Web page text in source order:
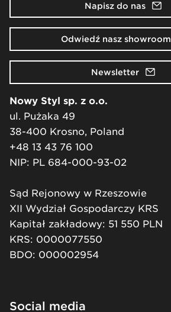
Napisz do nas
Odwiedź nasz showroom
Newsletter
Nowy Styl sp. z o.o.
ul. Pużaka 49
38-400 Krosno, Poland
+48 13 43 76 100
NIP: PL 684-000-93-02
Sąd Rejonowy w Rzeszowie
XII Wydział Gospodarczy KRS
Kapitał zakładowy: 51 550 PLN
KRS: 0000077550
BDO: 000002954
Social media